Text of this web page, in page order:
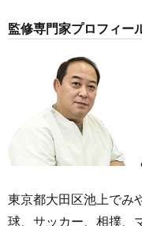
監修専門家プロフィー
東京都大田区池上でみ
球、サッカー、相撲、